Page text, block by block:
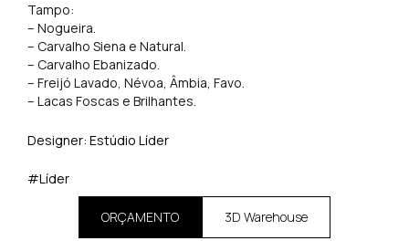
Tampo:
– Nogueira.
– Carvalho Siena e Natural.
– Carvalho Ebanizado.
– Freijó Lavado, Névoa, Âmbia, Favo.
– Lacas Foscas e Brilhantes.
Designer: Estúdio Líder
#Líder
ORÇAMENTO 3D Warehouse